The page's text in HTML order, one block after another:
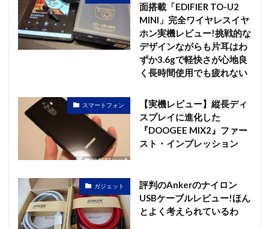
面搭載「EDIFIER TO-U2
MINI」完全ワイヤレスイヤ
ホン実機レビュー!挑戦的な
デザインながらも片耳はわ
ずか3.6gで軽快さが心地良
く長時間使用でも疲れない
スマートフォン
【実機レビュー】縦長ディ
スプレイに進化した
『DOOGEE MIX2』ファー
スト・インプレッション
ガジェット
評判のAnkerのナイロン
USBケーブルレビュー!ほん
とよく考えられているわ